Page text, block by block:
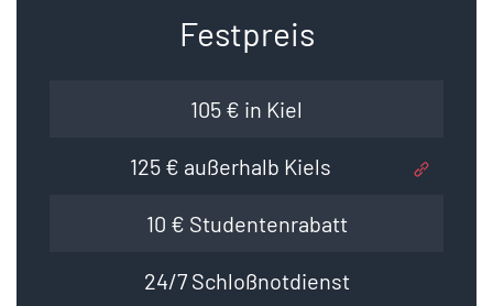
Festpreis
105 € in Kiel
125 € außerhalb Kiels
10 € Studentenrabatt
24/7 Schloßnotdienst